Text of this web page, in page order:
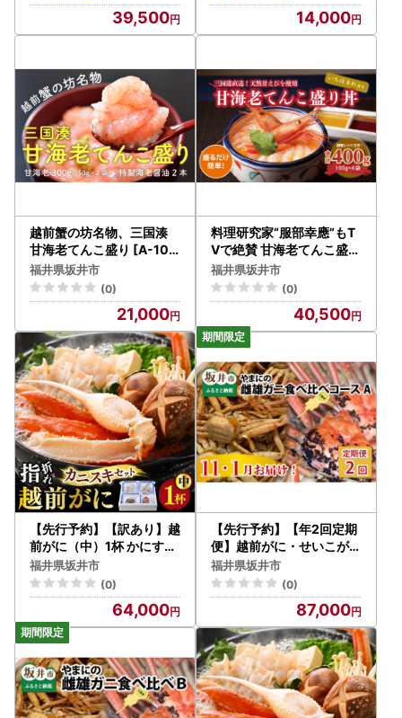
39,500 14,000
越前蟹の坊名物、三国湊
甘海老てんこ盛り [A-101
03]
福井県坂井市
(0)
21,000
料理研究家“服部幸應”もT
Vで絶賛 甘海老てんこ盛り
丼（いちほまれ付き）40
0g(100g×4袋) [C-5952
]
福井県坂井市
(0)
40,500
【先行予約】【訳あり】越
前がに（中）1杯 かにすき
セット やまに仕込み [E-4
354]
福井県坂井市
(0)
64,000
【先行予約】【年2回定期
便】越前がに・せいこがに
食べ比べコースA [G-435
3]
福井県坂井市
(0)
87,000